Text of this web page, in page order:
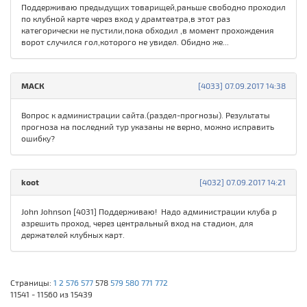
Поддерживаю предыдущих товарищей,раньше свободно проходил
по клубной карте через вход у драмтеатра,в этот раз
категорически не пустили,пока обходил ,в момент прохождения
ворот случился гол,которого не увидел. Обидно же...
[4033] 07.09.2017 14:38
МАСК
Вопрос к администрации сайта.(раздел-прогнозы). Результаты
прогноза на последний тур указаны не верно, можно исправить
ошибку?
[4032] 07.09.2017 14:21
koot
John Johnson [4031] Поддерживаю! Надо администрации клуба р
азрешить проход, через центральный вход на стадион, для
держателей клубных карт.
Страницы: 1 2 576 577 578 579 580 771 772
11541 - 11560 из 15439